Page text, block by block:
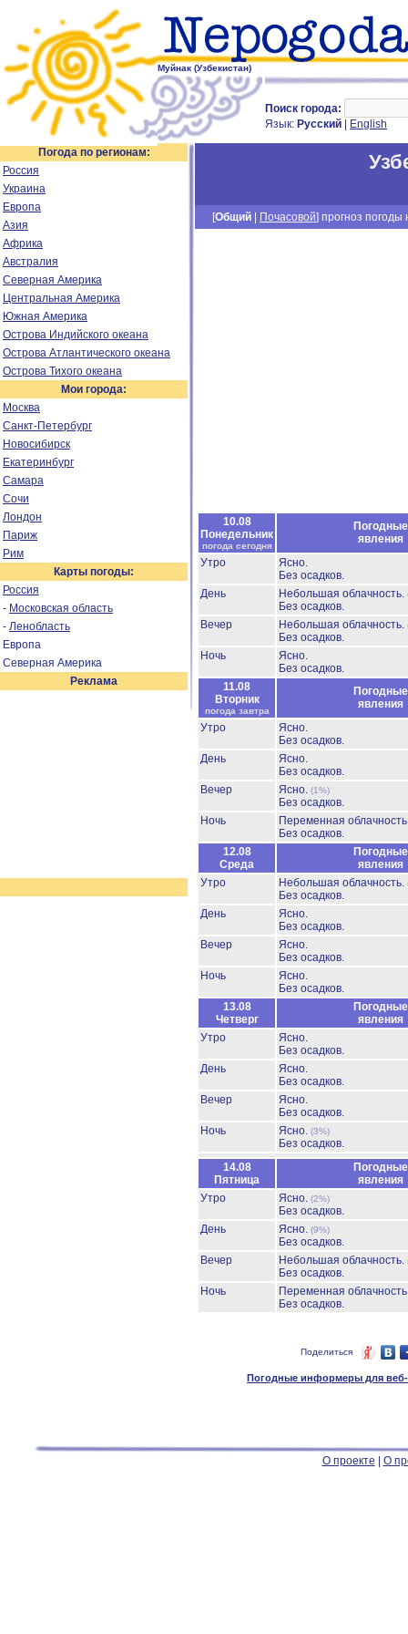
Муйнак (Узбекистан)
Поиск города:
Язык: Русский English
Погода по регионам:
Россия
Украина
Европа
Азия
Африка
Австралия
Северная Америка
Центральная Америка
Южная Америка
Острова Индийского океана
Острова Атлантического океана
Острова Тихого океана
Мои города:
Москва
Санкт-Петербург
Новосибирск
Екатеринбург
Самара
Сочи
Лондон
Париж
Рим
Карты погоды:
Россия
- Московская область
- Ленобласть
Европа
Северная Америка
Реклама
[Общий Почасовой] прогноз погоды
10.08
Понедельник
погода сегодня
Погодные
явления
Утро
Ясно.
Без осадков.
День
Небольшая облачность.
Без осадков.
Вечер
Небольшая облачность.
Без осадков.
Ночь
Ясно.
Без осадков.
11.08
Вторник
погода завтра
Погодные
явления
Утро
Ясно.
Без осадков.
День
Ясно.
Без осадков.
Вечер
Ясно. (1%)
Без осадков.
Ночь
Переменная
Без осадков.
12.08
Среда
Погодные
явления
Утро
Небольшая облачность.
Без осадков.
День
Ясно.
Без осадков.
Вечер
Ясно.
Без осадков.
Ночь
Ясно.
Без осадков.
13.08
Четверг
Погодные
явления
Утро
Ясно.
Без осадков.
День
Ясно.
Без осадков.
Вечер
Ясно.
Без осадков.
Ночь
Ясно. (3%)
Без осадков.
14.08
Пятница
Погодные
явления
Утро
Ясно. (2%)
Без осадков.
День
Ясно. (9%)
Без осадков.
Вечер
Небольшая облачность.
Без осадков.
Ночь
Переменная
Без осадков.
Поделиться
Погодные информеры для веб-
О проекте О